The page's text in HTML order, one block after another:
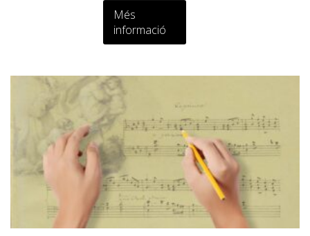
Més
informació